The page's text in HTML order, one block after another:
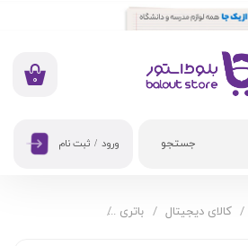
جستجو
۰
ورود / ثبت نام
کالای دیجیتال باتری